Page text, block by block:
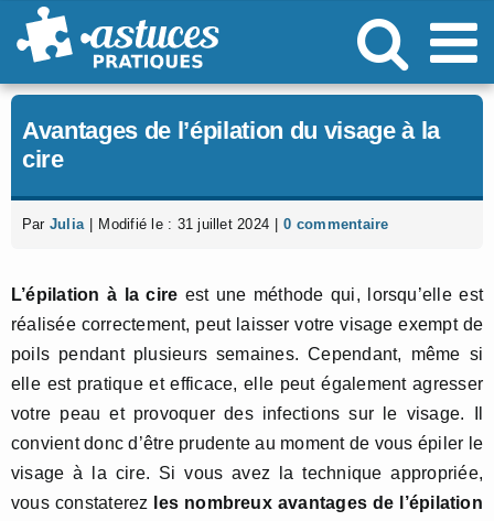
Passer
au
Avantages de l’épilation du visage à la
cire
Par Julia Modifié le : 31 juillet 2024 0 commentaire
L’épilation à la cire est une méthode qui, lorsqu’elle est
réalisée correctement, peut laisser votre visage exempt de
poils pendant plusieurs semaines. Cependant, même si
elle est pratique et efficace, elle peut également agresser
votre peau et provoquer des infections sur le visage. Il
convient donc d’être prudente au moment de vous épiler le
visage à la cire. Si vous avez la technique appropriée,
vous constaterez
les nombreux avantages de l’épilation